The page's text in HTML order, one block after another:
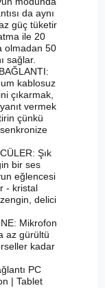
da aynı
güç tüketir
ile 20
olmadan 50
sağlar.
kablosuz
çıkarmak,
vermek
çünkü
Şık
bir ses
eğlencesi
- kristal
delici
Mikrofon
az gürültü
kadar
PC
| Tablet